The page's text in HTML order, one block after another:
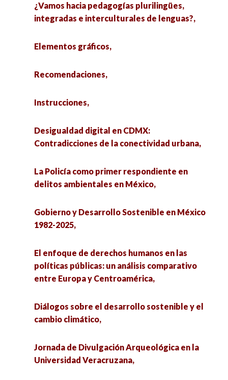
¿Vamos hacia pedagogías plurilingües,
integradas e interculturales de lenguas?,
Elementos gráficos,
Recomendaciones,
Instrucciones,
Desigualdad digital en CDMX:
Contradicciones de la conectividad urbana,
La Policía como primer respondiente en
delitos ambientales en México,
Gobierno y Desarrollo Sostenible en México
1982-2025,
El enfoque de derechos humanos en las
políticas públicas: un análisis comparativo
entre Europa y Centroamérica,
Diálogos sobre el desarrollo sostenible y el
cambio climático,
Jornada de Divulgación Arqueológica en la
Universidad Veracruzana,